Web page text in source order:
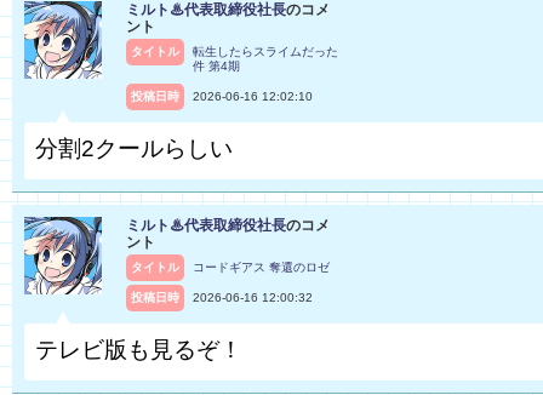
ミルト♨代表取締役社長のコメ
ント
タイトル
転生したらスライムだった
件 第4期
投稿日時 2026-06-16 12:02:10
分割2クールらしい
ミルト♨代表取締役社長のコメ
ント
タイトル コードギアス 奪還のロゼ
投稿日時 2026-06-16 12:00:32
テレビ版も見るぞ！